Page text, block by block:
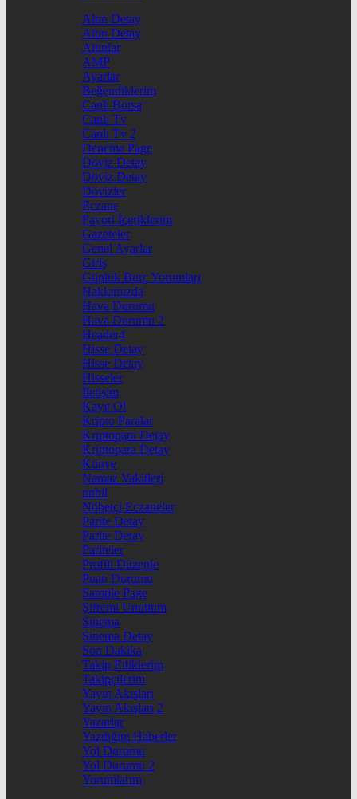
Altın Detay
Altın Detay
Altınlar
AMP
Ayarlar
Beğendiklerim
Canlı Borsa
Canlı Tv
Canlı Tv 2
Deneme Page
Döviz Detay
Döviz Detay
Dövizler
Eczane
Favori İçeriklerim
Gazeteler
Genel Ayarlar
Giriş
Günlük Burç Yorumları
Hakkımızda
Hava Durumu
Hava Durumu 2
Header4
Hisse Detay
Hisse Detay
Hisseler
İletişim
Kayıt Ol
Kripto Paralar
Kriptopara Detay
Kriptopara Detay
Künye
Namaz Vakitleri
nnbil
Nöbetçi Eczaneler
Parite Detay
Parite Detay
Pariteler
Profili Düzenle
Puan Durumu
Sample Page
Şifremi Unuttum
Sinema
Sinema Detay
Son Dakika
Takip Ettiklerim
Takipçilerim
Yayın Akışları
Yayın Akışları 2
Yazarlar
Yazdığım Haberler
Yol Durumu
Yol Durumu 2
Yorumlarım